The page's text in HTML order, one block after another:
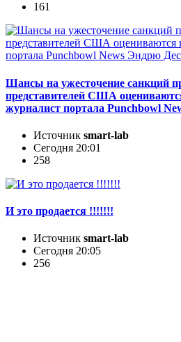
161
Шансы на ужесточение санкций
представителей США
журналист портала Punchbowl
Источник smart-lab
Сегодня 20:01
258
И это продается !!!!!!!
Источник smart-lab
Сегодня 20:05
256